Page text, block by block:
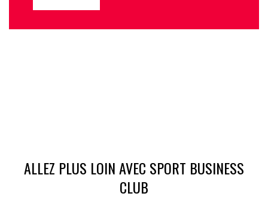
ALLEZ PLUS LOIN AVEC SPORT BUSINESS
CLUB